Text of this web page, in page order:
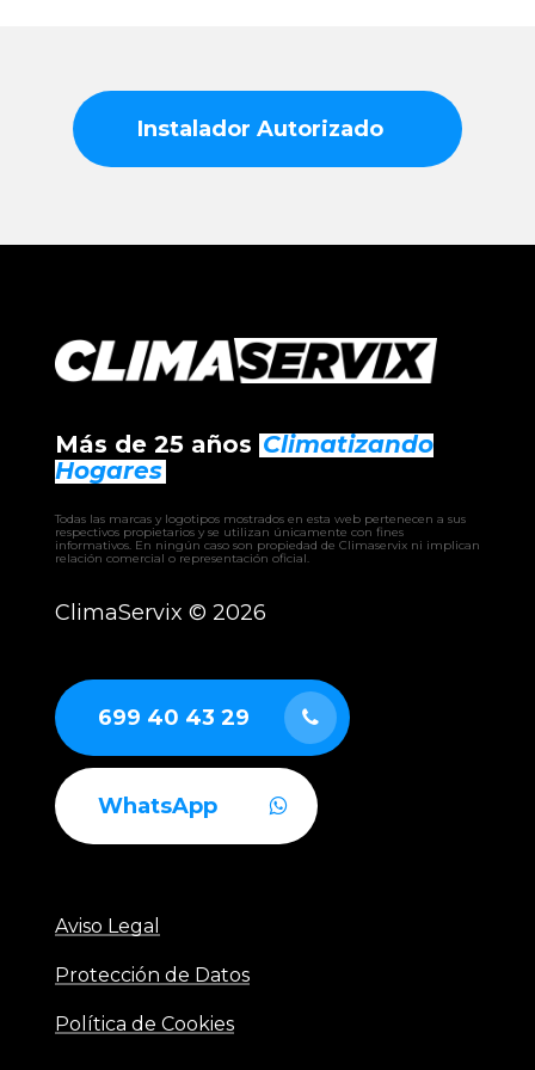
Instalador Autorizado
Más de 25 años Climatizando
Hogares
Todas las marcas y logotipos mostrados en esta web pertenecen a sus
respectivos propietarios y se utilizan únicamente con fines
informativos. En ningún caso son propiedad de Climaservix ni implican
relación comercial o representación oficial.
ClimaServix © 2026
699 40 43 29
WhatsApp
Aviso Legal
Protección de Datos
Política de Cookies